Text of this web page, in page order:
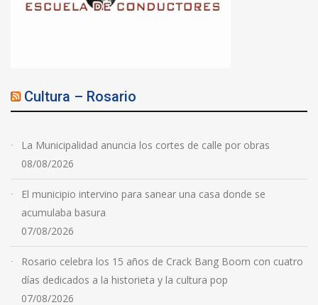
Cultura – Rosario
La Municipalidad anuncia los cortes de calle por obras
08/08/2026
El municipio intervino para sanear una casa donde se
acumulaba basura
07/08/2026
Rosario celebra los 15 años de Crack Bang Boom con cuatro
días dedicados a la historieta y la cultura pop
07/08/2026